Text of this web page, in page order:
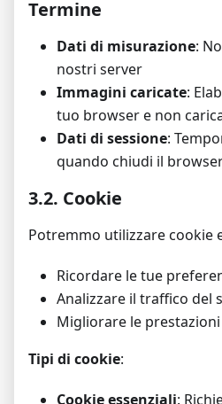
Termine
Dati di misurazione:
nostri server
Immagini caricate:
tuo browser e non
Dati di sessione:
quando chiudi il
3.2. Cookie
Potremmo utilizzare cookie
Ricordare le tue
Analizzare il traffico del
Migliorare le
Tipi di cookie:
Cookie essenziali: